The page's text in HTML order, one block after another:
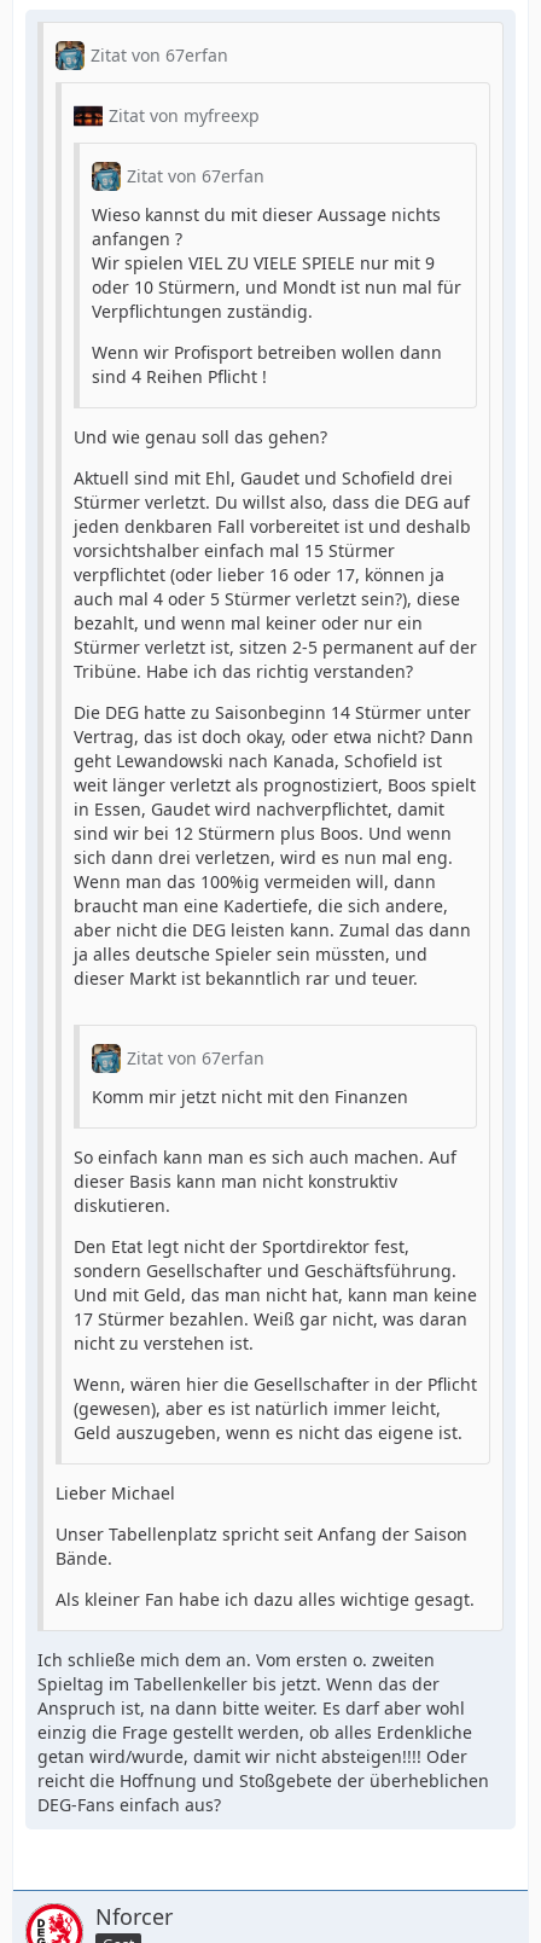
Zitat von 67erfan
Zitat von myfreexp
Zitat von 67erfan
Wieso kannst du mit dieser Aussage nichts
anfangen ?
Wir spielen VIEL ZU VIELE SPIELE nur mit 9
oder 10 Stürmern, und Mondt ist nun mal für
Verpflichtungen zuständig.
Wenn wir Profisport betreiben wollen dann
sind 4 Reihen Pflicht !
Und wie genau soll das gehen?
Aktuell sind mit Ehl, Gaudet und Schofield drei
Stürmer verletzt. Du willst also, dass die DEG auf
jeden denkbaren Fall vorbereitet ist und deshalb
vorsichtshalber einfach mal 15 Stürmer
verpflichtet (oder lieber 16 oder 17, können ja
auch mal 4 oder 5 Stürmer verletzt sein?), diese
bezahlt, und wenn mal keiner oder nur ein
Stürmer verletzt ist, sitzen 2-5 permanent auf der
Tribüne. Habe ich das richtig verstanden?
Die DEG hatte zu Saisonbeginn 14 Stürmer unter
Vertrag, das ist doch okay, oder etwa nicht? Dann
geht Lewandowski nach Kanada, Schofield ist
weit länger verletzt als prognostiziert, Boos spielt
in Essen, Gaudet wird nachverpflichtet, damit
sind wir bei 12 Stürmern plus Boos. Und wenn
sich dann drei verletzen, wird es nun mal eng.
Wenn man das 100%ig vermeiden will, dann
braucht man eine Kadertiefe, die sich andere,
aber nicht die DEG leisten kann. Zumal das dann
ja alles deutsche Spieler sein müssten, und
dieser Markt ist bekanntlich rar und teuer.
Zitat von 67erfan
Komm mir jetzt nicht mit den Finanzen
So einfach kann man es sich auch machen. Auf
dieser Basis kann man nicht konstruktiv
diskutieren.
Den Etat legt nicht der Sportdirektor fest,
sondern Gesellschafter und Geschäftsführung.
Und mit Geld, das man nicht hat, kann man keine
17 Stürmer bezahlen. Weiß gar nicht, was daran
nicht zu verstehen ist.
Wenn, wären hier die Gesellschafter in der Pflicht
(gewesen), aber es ist natürlich immer leicht,
Geld auszugeben, wenn es nicht das eigene ist.
Lieber Michael
Unser Tabellenplatz spricht seit Anfang der Saison
Bände.
Als kleiner Fan habe ich dazu alles wichtige gesagt.
Ich schließe mich dem an. Vom ersten o. zweiten
Spieltag im Tabellenkeller bis jetzt. Wenn das der
Anspruch ist, na dann bitte weiter. Es darf aber wohl
einzig die Frage gestellt werden, ob alles Erdenkliche
getan wird/wurde, damit wir nicht absteigen!!!! Oder
reicht die Hoffnung und Stoßgebete der überheblichen
DEG-Fans einfach aus?
Nforcer